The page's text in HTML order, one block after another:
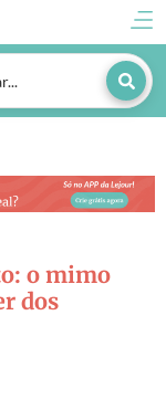
o mimo
dos